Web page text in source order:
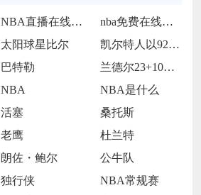
NBA直播在线观看
nba免费在线高清直播
太阳球星比尔
凯尔特人以92-105不敌雷霆
巴特勒
兰德尔23+10爱德华兹19中5 森林狼
NBA
NBA是什么
活塞
桑托斯
老鹰
杜兰特
朗佐・鲍尔
公牛队
独行侠
NBA常规赛